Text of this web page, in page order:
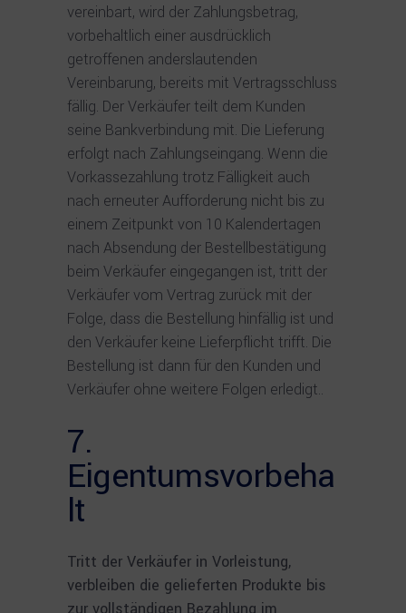
vereinbart, wird der Zahlungsbetrag,
vorbehaltlich einer ausdrücklich
getroffenen anderslautenden
Vereinbarung, bereits mit Vertragsschluss
fällig. Der Verkäufer teilt dem Kunden
seine Bankverbindung mit. Die Lieferung
erfolgt nach Zahlungseingang. Wenn die
Vorkassezahlung trotz Fälligkeit auch
nach erneuter Aufforderung nicht bis zu
einem Zeitpunkt von 10 Kalendertagen
nach Absendung der Bestellbestätigung
beim Verkäufer eingegangen ist, tritt der
Verkäufer vom Vertrag zurück mit der
Folge, dass die Bestellung hinfällig ist und
den Verkäufer keine Lieferpflicht trifft. Die
Bestellung ist dann für den Kunden und
Verkäufer ohne weitere Folgen erledigt..
7.
Eigentumsvorbeha
lt
Tritt der Verkäufer in Vorleistung,
verbleiben die gelieferten Produkte bis